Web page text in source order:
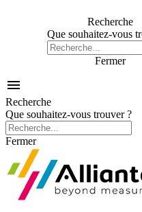
Recherche
Que souhaitez-vous
Fermer

Recherche
Que souhaitez-vous trouver ?
Fermer